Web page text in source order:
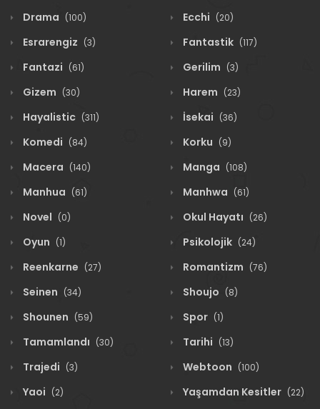
Drama (100) Ecchi (20)
Esrarengiz (3) Fantastik (117)
Fantazi (61) Gerilim (3)
Gizem (30) Harem (23)
Hayalistic (311) İsekai (36)
Komedi (84) Korku (9)
Macera (140) Manga (108)
Manhua (61) Manhwa (61)
Novel (0) Okul Hayatı (26)
Oyun (1) Psikolojik (24)
Reenkarne (27) Romantizm (76)
Seinen (34) Shoujo (8)
Shounen (59) Spor (1)
Tamamlandı (30) Tarihi (13)
Trajedi (3) Webtoon (100)
Yaoi (2) Yaşamdan Kesitler (22)